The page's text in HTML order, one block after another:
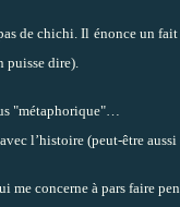
de chichi. Il énonce un
puisse dire).
"métaphorique"…
l’histoire (peut-être
me concerne à pars faire